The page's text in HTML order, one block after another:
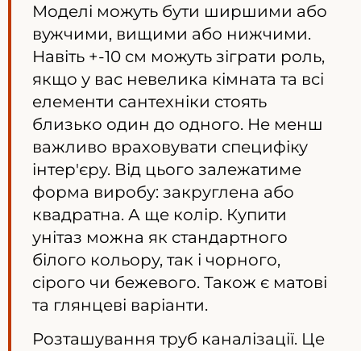
Моделі можуть бути ширшими або
вужчими, вищими або нижчими.
Навіть +-10 см можуть зіграти роль,
якщо у вас невелика кімната та всі
елементи сантехніки стоять
близько один до одного. Не менш
важливо враховувати специфіку
інтер'єру. Від цього залежатиме
форма виробу: закруглена або
квадратна. А ще колір. Купити
унітаз можна як стандартного
білого кольору, так і чорного,
сірого чи бежевого. Також є матові
та глянцеві варіанти.
Розташування труб каналізації. Це